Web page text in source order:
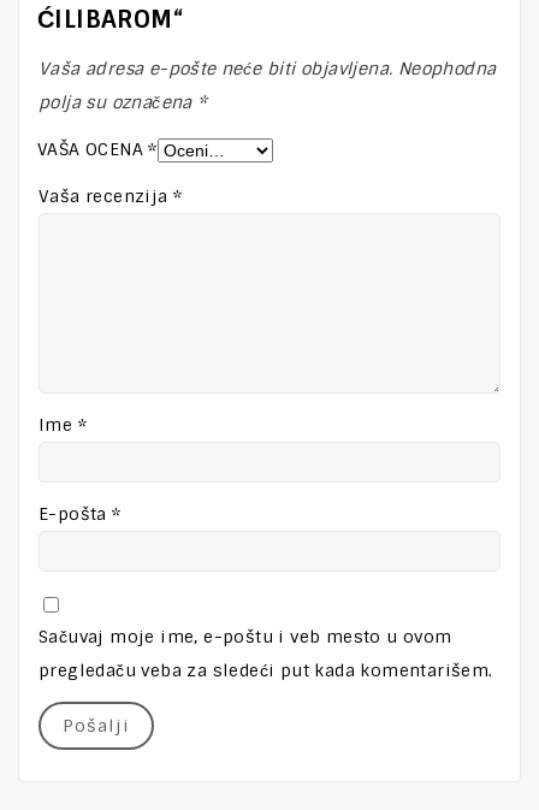
ĆILIBAROM“
Vaša adresa e-pošte neće biti objavljena. Neophodna
polja su označena *
VAŠA OCENA*
Vaša recenzija*
Ime *
E-pošta*
Sačuvaj moje ime, e-poštu i veb mesto u ovom
pregledaču veba za sledeći put kada komentarišem.